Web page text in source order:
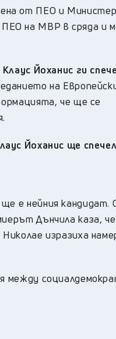
от ПЕО и
на МВР в сряда и
Клаус Йоханис ги
на
че ще се
Йоханис ще
е нейния кандидат.
Дънчила каза,
изразиха
между